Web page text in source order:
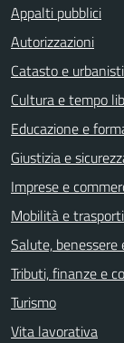
Appalti pubblici
Autorizzazioni
Catasto e
Cultura e tempo
Educazione e
Giustizia e
Imprese e
Mobilità e trasporti
Salute, benessere
Tributi, finanze e
Turismo
Vita lavorativa